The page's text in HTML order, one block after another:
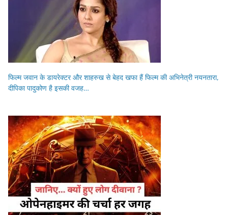
फिल्म जवान के डायरेक्टर और शाहरुख से बेहद खफा हैं फिल्म की अभिनेत्री नयनतारा,
दीपिका पादुकोण है इसकी वजह…